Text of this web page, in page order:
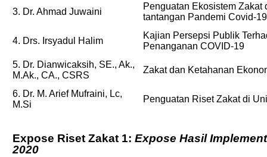
3. Dr. Ahmad Juwaini
Penguatan Ekosistem
tantangan Pandemi Covid-19
4. Drs. Irsyadul Halim
Kajian Persepsi Publik
Penanganan COVID-19
5. Dr. Dianwicaksih, SE., Ak.,
M.Ak., CA., CSRS
Zakat dan Ketahanan
6. Dr. M. Arief Mufraini, Lc,
M.Si
Penguatan Riset Zakat di
Expose Riset Zakat 1: Expose Hasil
2020